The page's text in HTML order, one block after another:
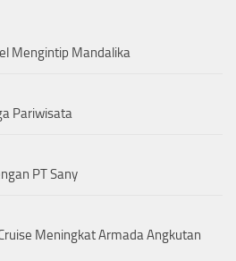
Mengintip Mandalika
Pariwisata
PT Sany
Meningkat Armada Angkutan